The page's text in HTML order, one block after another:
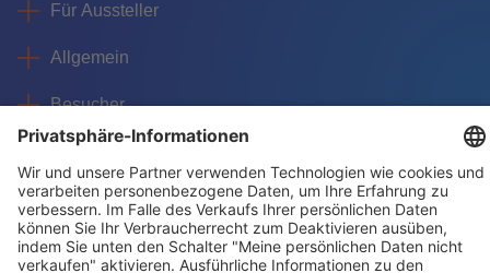
Für Aussteller
Allgemein
Besucher
Service
Impressum
Datenschutz